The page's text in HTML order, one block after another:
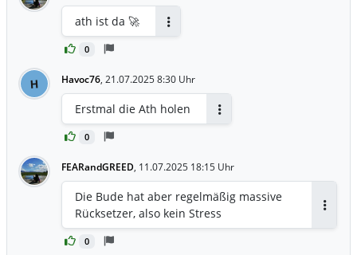
0
ath ist da 🚀
H Havoc76, 21.07.2025 8:30 Uhr
0
Erstmal die Ath holen
FEARandGREED, 11.07.2025 18:15 Uhr
0
Die Bude hat aber regelmäßig massive
Rücksetzer, also kein Stress